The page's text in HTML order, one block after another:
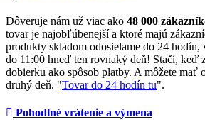
Dôveruje nám už viac ako 48 000
tovar je najobľúbenejší a ktoré majú
produkty skladom odosielame do 24 hodín,
do 11:00 hneď ten rovnaký deň! Stačí, keď
dobierku ako spôsob platby. A môžete mať
druhý deň. "Tovar do 24 hodín tu".
Pohodlné vrátenie a výmena